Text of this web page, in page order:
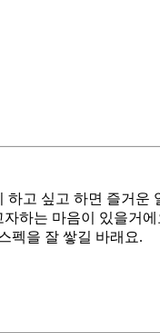
고 싶고 하면 즐거
하는 마음이 있을거
펙을 잘 쌓길 바래요.